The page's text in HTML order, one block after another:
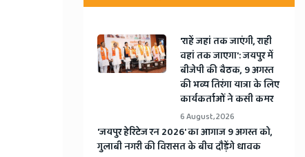
'राहें जहां तक जाएंगी, राही
वहां तक जाएगा': जयपुर में
बीजेपी की बैठक, 9 अगस्त
की भव्य तिरंगा यात्रा के लिए
कार्यकर्ताओं ने कसी कमर
6 August, 2026
​'जयपुर हेरिटेज रन 2026' का आगाज 9 अगस्त को,
गुलाबी नगरी की विरासत के बीच दौड़ेंगे धावक